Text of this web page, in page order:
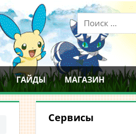
ГАЙДЫ МАГАЗИН
Сервисы